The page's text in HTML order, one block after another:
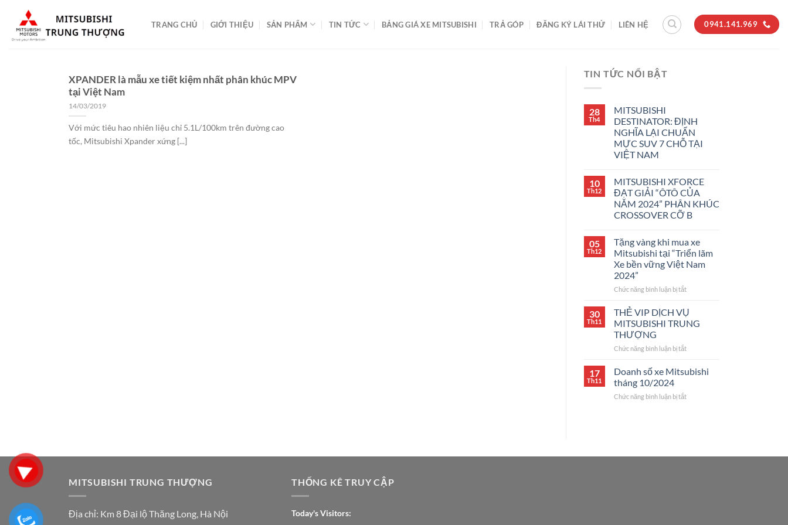
nội
TRANG CHỦ GIỚI THIỆU SẢN PHẨM TIN TỨC BẢNG GIÁ XE MITSUBISHI TRẢ GÓP ĐĂNG KÝ LÁI THỬ LIÊN HỆ 0941.141.969
XPANDER là mẫu xe tiết kiệm nhất phân khúc MPV
tại Việt Nam
14/03/2019
Với mức tiêu hao nhiên liệu chỉ 5.1L/100km trên đường cao
tốc, Mitsubishi Xpander xứng [...]
TIN TỨC NỔI BẬT
28
Th4
MITSUBISHI
DESTINATOR: ĐỊNH
NGHĨA LẠI CHUẨN
MỰC SUV 7 CHỖ TẠI
VIỆT NAM
10
Th12
MITSUBISHI XFORCE
ĐẠT GIẢI “ÔTÔ CỦA
NĂM 2024” PHÂN KHÚC
CROSSOVER CỠ B
05
Th12
Tặng vàng khi mua xe
Mitsubishi tại “Triển lãm
Xe bền vững Việt Nam
2024”
Chức năng bình luận bị tắtở
vàng
khi
mua
Mitsubishi
“Triển
bền
30
Th11
THẺ VIP DỊCH VỤ
MITSUBISHI TRUNG
THƯỢNG
Chức năng bình luận bị tắtở
VIP
DỊCH
MITSUBISHI
17
Th11
Doanh số xe Mitsubishi
tháng 10/2024
Chức năng bình luận bị tắtở
10/2024
MITSUBISHI TRUNG THƯỢNG
Địa chỉ: Km 8 Đại lộ Thăng Long, Hà Nội
THỐNG KÊ TRUY CẬP
Today's Visitors: